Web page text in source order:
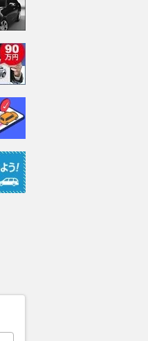
支払総額
898